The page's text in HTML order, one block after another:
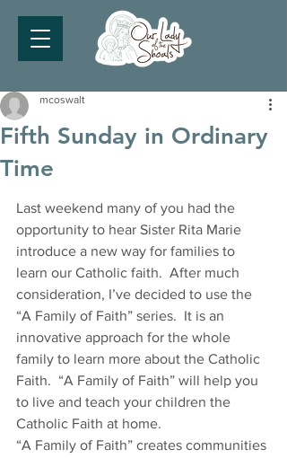
Fifth Sunday in Ordinary
Time
mcoswalt
Last weekend many of you had the
opportunity to hear Sister Rita Marie
introduce a new way for families to
learn our Catholic faith.  After much
consideration, I’ve decided to use the
“A Family of Faith” series.  It is an
innovative approach for the whole
family to learn more about the Catholic
Faith.  “A Family of Faith” will help you
to live and teach your children the
Catholic Faith at home.
“A Family of Faith” creates communities